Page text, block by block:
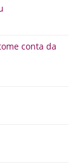
conta da